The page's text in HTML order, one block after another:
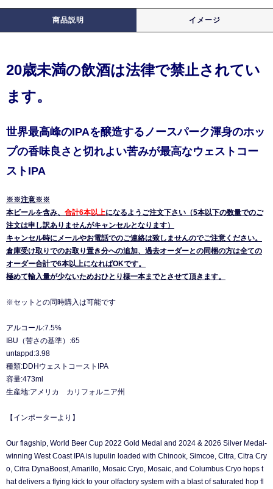
商品説明 イメージ
20歳未満の飲酒は法律で禁止されてい
ます。
世界最高峰のIPAを醸造するノースパーク渾身のホッ
プの香味良さと切れよい苦みが最高なウェストコー
ストIPA
※※注意※※
本ビールを含み、 合計6本以上になるようご注文下さい（5本以下の数量でのご
注文は申し訳ありませんがキャンセルとなります）
キャンセル時にメールやお電話でのご連絡は致しませんのでご注意ください。
倉庫受け取りでのお取り置き分への追加、過去オーダーとの同梱の方は全ての
オーダー合計で6本以上になればOKです。
極めて輸入量が少ないためおひとり様一本までとさせて頂きます。
※セットとの同時購入は可能です
アルコール:7.5%
IBU（苦さの基準）:65
untappd:3.98
種類:DDHウェストコーストIPA
容量:473ml
生産地:アメリカ カリフォルニア州
【インポーターより】
Our flagship, World Beer Cup 2022 Gold Medal and 2024 & 2026 Silver Medal-
winning West Coast IPA is lupulin loaded with Chinook, Simcoe, Citra, Citra Cry
o, Citra DynaBoost, Amarillo, Mosaic Cryo, Mosaic, and Columbus Cryo hops t
hat delivers a flying kick to your olfactory system with a blast of saturated hop fl